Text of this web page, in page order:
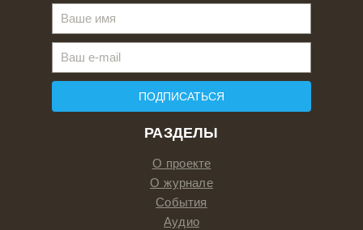
РАЗДЕЛЫ
О проекте
О журнале
События
Аудио
ПОДПИСАТЬСЯ